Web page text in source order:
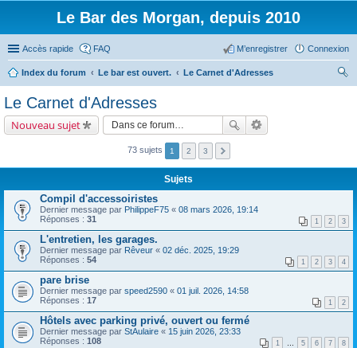
Le Bar des Morgan, depuis 2010
Accès rapide FAQ Connexion
M’enregistrer
Index du forum Le bar est ouvert.
Le Carnet d'Adresses
Le Carnet d'Adresses
Nouveau sujet
73 sujets 1 2 3
Sujets
Compil d'accessoiristes
Dernier message par PhilippeF75 « 08 mars 2026, 19:14
Réponses : 31 1 2 3
L'entretien, les garages.
Dernier message par Rêveur « 02 déc. 2025, 19:29
Réponses : 54 1 2 3 4
pare brise
Dernier message par speed2590 « 01 juil. 2026, 14:58
Réponses : 17 1 2
Hôtels avec parking privé, ouvert ou fermé
Dernier message par StAulaire « 15 juin 2026, 23:33
Réponses : 108 1 … 5 6 7 8